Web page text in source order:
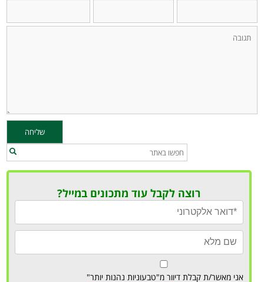
רוצה לקבל עוד מתכונים במייל?
אני מאשר/ת קבלת דיוור מ"טבעוניות נהנות יותר"